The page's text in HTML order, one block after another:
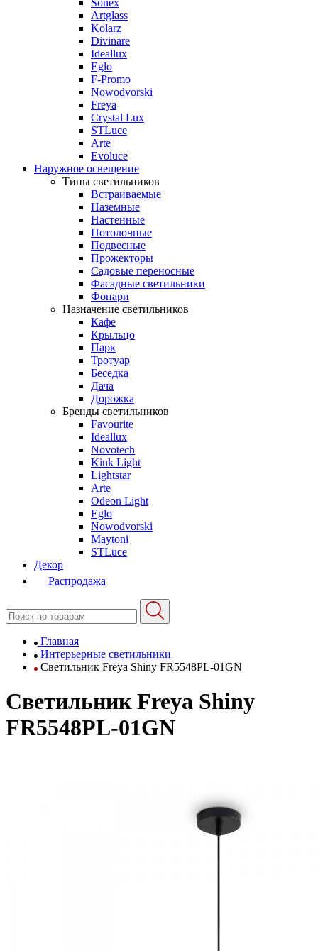
Sonex
Artglass
Kolarz
Divinare
Ideallux
Eglo
F-Promo
Nowodvorski
Freya
Crystal Lux
STLuce
Arte
Evoluce
Наружное освещение
Типы светильников
Встраиваемые
Наземные
Настенные
Потолочные
Подвесные
Прожекторы
Садовые переносные
Фасадные светильники
Фонари
Назначение светильников
Кафе
Крыльцо
Парк
Тротуар
Беседка
Дача
Дорожка
Бренды светильников
Favourite
Ideallux
Novotech
Kink Light
Lightstar
Arte
Odeon Light
Eglo
Nowodvorski
Maytoni
STLuce
Декор
Распродажа
Главная
Интерьерные светильники
Светильник Freya Shiny FR5548PL-01GN
Светильник Freya Shiny
FR5548PL-01GN